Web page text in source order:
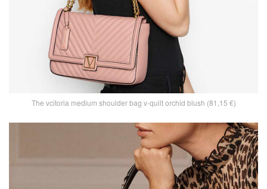
The vcitoria medium shoulder bag v-quilt orchid blush (81,15 €)